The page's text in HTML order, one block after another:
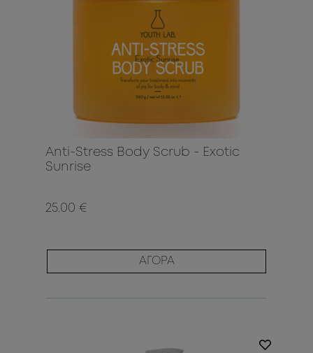
Anti-Stress Body Scrub - Exotic
Sunrise
25.00 €
ΑΓΟΡΑ